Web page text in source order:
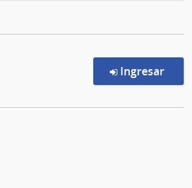
Ingresar